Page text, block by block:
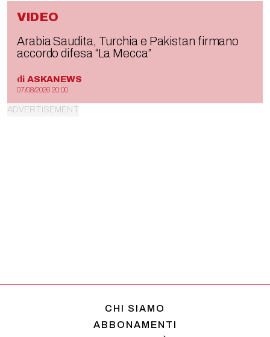
VIDEO
Arabia Saudita, Turchia e Pakistan firmano
accordo difesa “La Mecca”
di ASKANEWS
07/08/2026 20:00
CHI SIAMO
ABBONAMENTI